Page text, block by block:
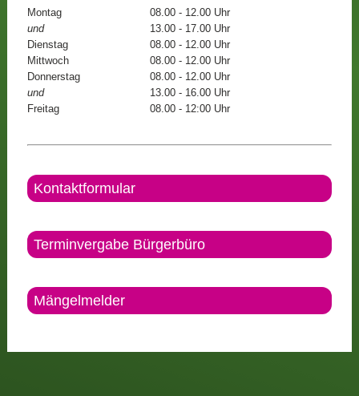
Montag
08.00 - 12.00 Uhr
und
13.00 - 17.00 Uhr
Dienstag
08.00 - 12.00 Uhr
Mittwoch
08.00 - 12.00 Uhr
Donnerstag
08.00 - 12.00 Uhr
und
13.00 - 16.00 Uhr
Freitag
08.00 - 12:00 Uhr
Kontaktformular
Terminvergabe Bürgerbüro
Mängelmelder